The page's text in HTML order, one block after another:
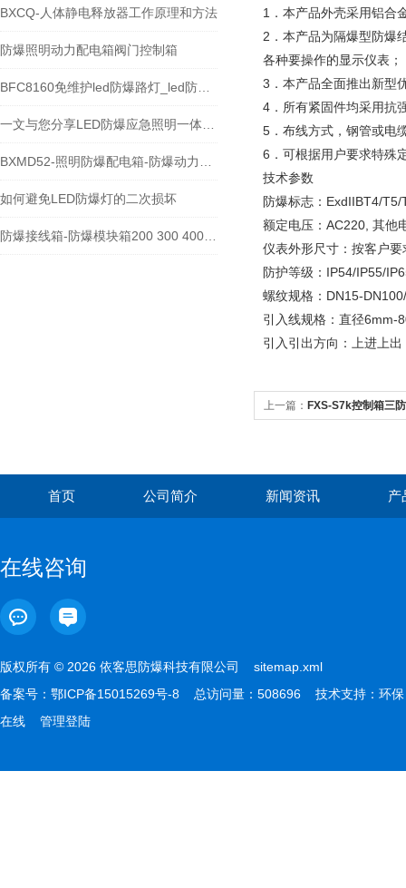
BXCQ-人体静电释放器工作原理和方法
防爆照明动力配电箱阀门控制箱
如何避免LED防爆灯的二次损坏
1．本产品外壳采用铝合
2．本产品为隔爆型防
各种要操作的显示仪表；
3．本产品全面推出新型
4．所有紧固件均采用抗
5．布线方式，钢管或电
6．可根据用户要求特殊
技术参数
防爆标志：ExdIIBT4/
额定电压：AC220, 其他
仪表外形尺寸：按客户要
防护等级：IP54/IP55/
螺纹规格：DN15-
引入线规格：直径6mm-
引入引出方向：上进上
上一篇： FXS-S7k控制箱三
首页 公司简介 新闻资讯 产
在线咨询
版权所有 © 2026 依客思防爆科技有限公司 sitemap.xml
备案号： 鄂ICP备15015269号-8 总访问量：508696 技术支持： 环保
在线
管理登陆